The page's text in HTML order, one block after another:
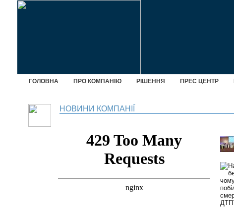
ГОЛОВНА ПРО КОМПАНІЮ РІШЕННЯ ПРЕС ЦЕНТР
НОВИНИ КОМПАНІЇ